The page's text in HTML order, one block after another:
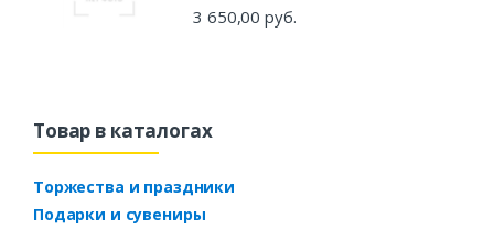
3 650,00 руб.
Товар в каталогах
Торжества и праздники
Подарки и сувениры